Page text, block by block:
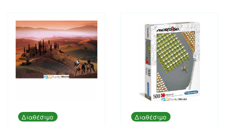
Διαθέσιμο Διαθέσιμο